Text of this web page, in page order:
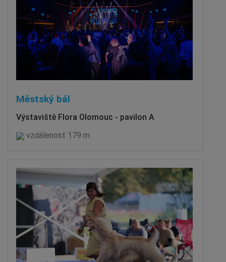
Městský bál
Výstaviště Flora Olomouc - pavilon A
vzdálenost 179 m